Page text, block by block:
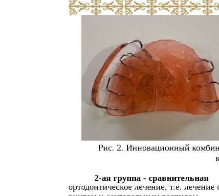
Рис. 2. Инновационный
2-ая группа - сравнительная
ортодонтическое лечение, т.е.